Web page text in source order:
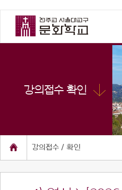
강의접수 확인
강의접수 / 확인